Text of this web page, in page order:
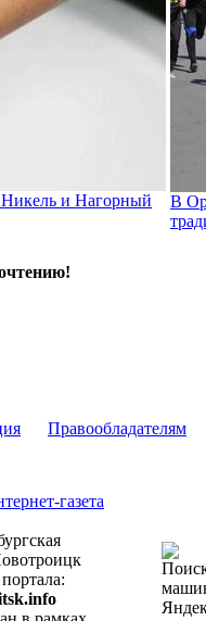
и Нагорный
В
Правообладателям
газета